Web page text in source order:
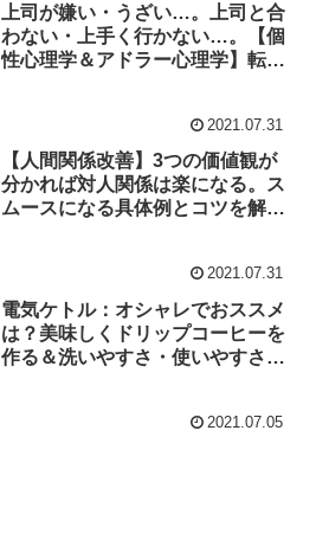
上司が嫌い・うざい…。上司と合
わない・上手く行かない…。【個
性心理学＆アドラー心理学】転職
2021.07.31
【人間関係改善】3つの価値観が
分かれば対人関係は楽になる。ス
ムースになる具体例とコツを解
2021.07.31
電気ケトル：オシャレでおススメ
は？美味しくドリップコーヒーを
作る＆洗いやすさ・使いやすさ・
2021.07.05